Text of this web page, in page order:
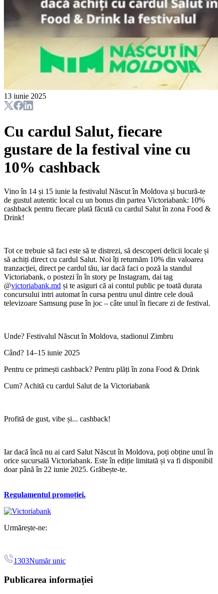
13 iunie 2025
Cu cardul Salut, fiecare
gustare de la festival vine cu
10% cashback
Vino în 14 și 15 iunie la festivalul Născut în Moldova și bucură-te
de gustul autentic local cu un bonus din partea Victoriabank: 10%
cashback pentru fiecare plată făcută cu cardul Salut în zona Food &
Drink!
Tot ce trebuie să faci este să te distrezi, să descoperi delicii locale și
să achiți direct cu cardul Salut. Noi îți returnăm 10% din valoarea
tranzacției, direct pe cardul tău, iar dacă faci o poză la standul
Victoriabank, o postezi în în story pe Instagram, dai tag
@victoriabank.md și te asiguri că ai contul public pe toată durata
concursului intri automat în cursa pentru unul dintre cele două
televizoare Samsung puse în joc – câte unul în fiecare zi de festival.
Unde? Festivalul Născut în Moldova, stadionul Zimbru
Când? 14–15 iunie 2025
Pentru ce primești cashback? Pentru plăți în zona Food & Drink
Cum? Achită cu cardul Salut de la Victoriabank
Profită de gust, vibe și... cashback!
Iar dacă încă nu ai card Salut Născut în Moldova, poți obține unul în
orice sucursală Victoriabank. Este în ediție limitată și va fi disponibil
doar până în 22 iunie 2025. Grăbește-te.
Regulamentul promoției.
Urmărește-ne:
1303Număr unic
Publicarea informației